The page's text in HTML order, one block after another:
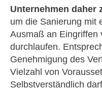
Unternehmen daher
um die Sanierung mit
Ausmaß an Eingriffen
durchlaufen.
Genehmigung des
Vielzahl von
Selbstverständlich